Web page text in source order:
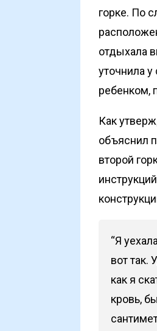
горке. По
отдыхала
уточнила
ребенком,
Как
объяснил
второй
“Я
вот так.
как я
кровь,